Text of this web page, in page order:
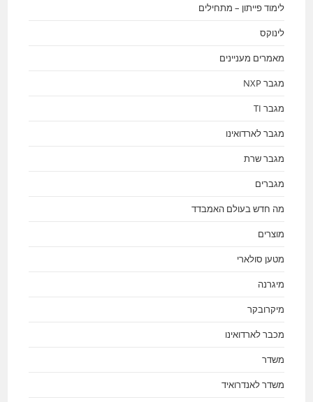
לימוד פייתון – מתחילים
לינוקס
מאמרים מעניינים
מגבר NXP
מגבר TI
מגבר לארדואינו
מגבר שרת
מגברים
מה חדש בעולם האמבדד
מוצרים
מטען סולארי
מיגרנה
מיקרובקר
מכבר לארדואינו
משדר
משדר לאנדרואיד